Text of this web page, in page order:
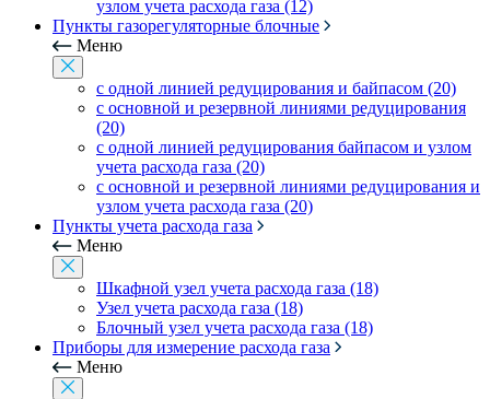
узлом учета расхода газа (12)
Пункты газорегуляторные блочные
Меню
с одной линией редуцирования и байпасом (20)
с основной и резервной линиями редуцирования
(20)
с одной линией редуцирования байпасом и узлом
учета расхода газа (20)
с основной и резервной линиями редуцирования и
узлом учета расхода газа (20)
Пункты учета расхода газа
Меню
Шкафной узел учета расхода газа (18)
Узел учета расхода газа (18)
Блочный узел учета расхода газа (18)
Приборы для измерение расхода газа
Меню